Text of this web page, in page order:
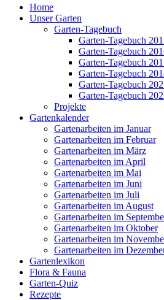
Home
Unser Garten
Garten-Tagebuch
Garten-Tagebuch
Garten-Tagebuch
Garten-Tagebuch
Garten-Tagebuch
Garten-Tagebuch
Garten-Tagebuch
Projekte
Gartenkalender
Gartenarbeiten im Januar
Gartenarbeiten im Februar
Gartenarbeiten im März
Gartenarbeiten im April
Gartenarbeiten im Mai
Gartenarbeiten im Juni
Gartenarbeiten im Juli
Gartenarbeiten im August
Gartenarbeiten im
Gartenarbeiten im Oktober
Gartenarbeiten im
Gartenarbeiten im
Gartenlexikon
Flora & Fauna
Garten-Quiz
Rezepte